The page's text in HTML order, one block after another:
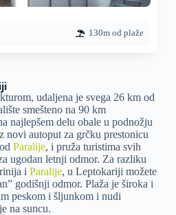
130m od plaže
udaljena je svega 26 km od
smešteno na 90 km
najlepšem delu obale u podnožju
novi autoput za grčku prestonicu
Paralije, i pruža turistima svih
ugodan letnji odmor. Za razliku
i Paralije, u Leptokariji možete
godišnji odmor. Plaža je široka i
peskom i šljunkom i nudi
na suncu.